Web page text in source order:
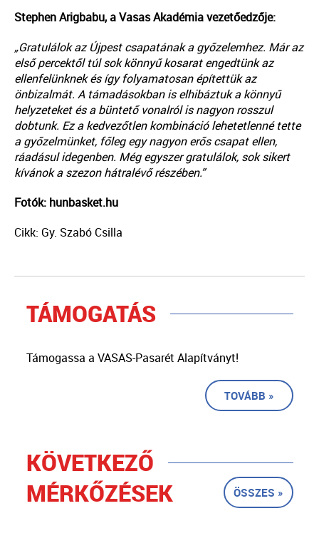
Stephen Arigbabu, a Vasas Akadémia vezetőedzője:
„Gratulálok az Újpest csapatának a győzelemhez. Már az
első percektől túl sok könnyű kosarat engedtünk az
ellenfelünknek és így folyamatosan építettük az
önbizalmát. A támadásokban is elhibáztuk a könnyű
helyzeteket és a büntető vonalról is nagyon rosszul
dobtunk. Ez a kedvezőtlen kombináció lehetetlenné tette
a győzelmünket, főleg egy nagyon erős csapat ellen,
ráadásul idegenben. Még egyszer gratulálok, sok sikert
kívánok a szezon hátralévő részében.”
Fotók: hunbasket.hu
Cikk: Gy. Szabó Csilla
TÁMOGATÁS
Támogassa a VASAS-Pasarét Alapítványt!
TOVÁBB »
KÖVETKEZŐ
MÉRKŐZÉSEK
ÖSSZES »